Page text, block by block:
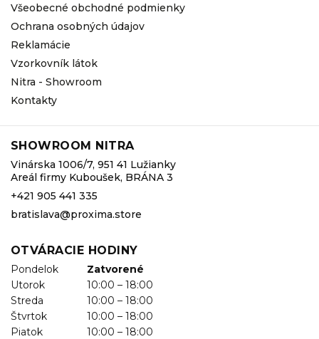
Všeobecné obchodné podmienky
Ochrana osobných údajov
Reklamácie
Vzorkovník látok
Nitra - Showroom
Kontakty
SHOWROOM NITRA
Vinárska 1006/7, 951 41 Lužianky
Areál firmy Kuboušek, BRÁNA 3
+421 905 441 335
bratislava@proxima.store
OTVÁRACIE HODINY
Pondelok
Zatvorené
Utorok
10:00 – 18:00
Streda
10:00 – 18:00
Štvrtok
10:00 – 18:00
Piatok
10:00 – 18:00